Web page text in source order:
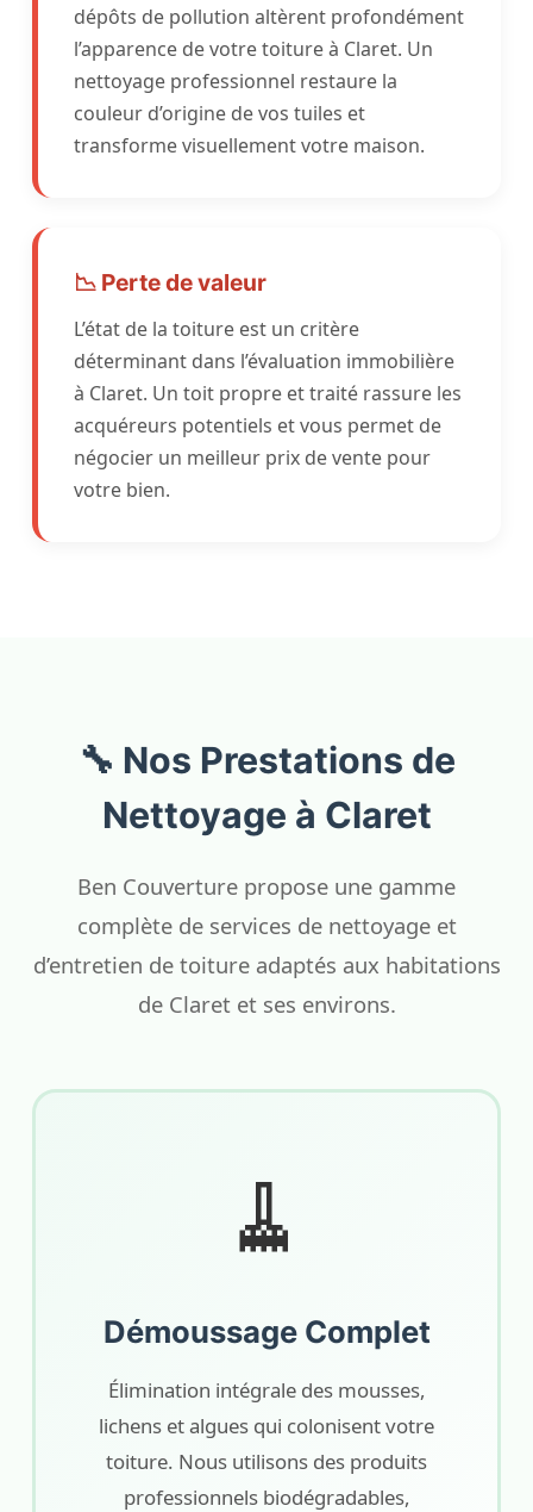
dépôts de pollution altèrent profondément
l’apparence de votre toiture à Claret. Un
nettoyage professionnel restaure la
couleur d’origine de vos tuiles et
transforme visuellement votre maison.
📉 Perte de valeur
L’état de la toiture est un critère
déterminant dans l’évaluation immobilière
à Claret. Un toit propre et traité rassure les
acquéreurs potentiels et vous permet de
négocier un meilleur prix de vente pour
votre bien.
🔧 Nos Prestations de
Nettoyage à Claret
Ben Couverture propose une gamme
complète de services de nettoyage et
d’entretien de toiture adaptés aux habitations
de Claret et ses environs.
🧹
Démoussage Complet
Élimination intégrale des mousses,
lichens et algues qui colonisent votre
toiture. Nous utilisons des produits
professionnels biodégradables,